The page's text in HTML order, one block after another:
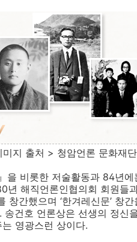
암언론 문화재단
을 비롯한 저술활동과 84년
년 해직언론인협의회 회원들
창간했으며 ‘한겨레신문’ 창
송건호 언론상은 선생의 정신
영광스런 상이다.